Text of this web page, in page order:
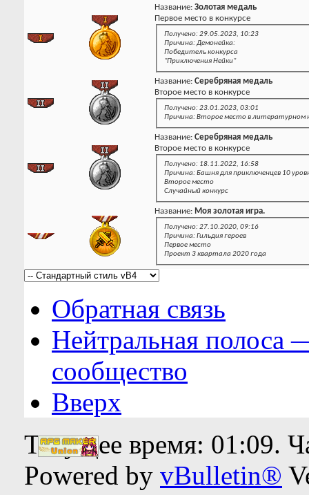
Название: Золотая медаль
Первое место в конкурсе
Получено: 29.05.2023, 10:23
Причина: Демонейка:
Победитель конкурса
"Приключения Нейки"
Название: Серебряная медаль
Второе место в конкурсе
Получено: 23.01.2023, 03:01
Причина: Второе место в литературном
Название: Серебряная медаль
Второе место в конкурсе
Получено: 18.11.2022, 16:58
Причина: Башня для приключенцев 10
Второе место
Случайный конкурс
Название: Моя золотая игра.
Получено: 27.10.2020, 09:16
Причина: Гильдия героев
Первое место
Проект 3 квартала 2020 года
Обратная связь
Нейтральная полоса
сообщество
Вверх
Текущее время: 01:09.
Powered by vBulletin®